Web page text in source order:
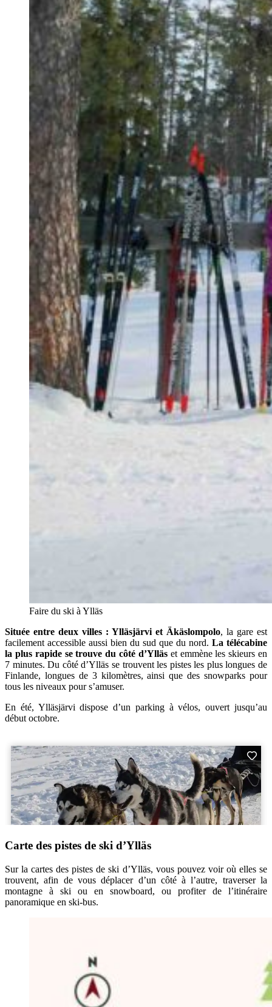
Faire du ski à Ylläs
Située entre deux villes : Ylläsjärvi et Äkäslompolo, la gare est
facilement accessible aussi bien du sud que du nord. La télécabine
la plus rapide se trouve du côté d’Ylläset emmène les skieurs en
7 minutes. Du côté d’Ylläs se trouvent les pistes les plus longues de
Finlande, longues de 3 kilomètres, ainsi que des snowparks pour
tous les niveaux pour s’amuser.
En été, Ylläsjärvi dispose d’un parking à vélos, ouvert jusqu’au
début octobre.
Carte des pistes de ski d’Ylläs
Sur la cartes des pistes de ski d’Ylläs, vous pouvez voir où elles se
trouvent, afin de vous déplacer d’un côté à l’autre, traverser la
montagne à ski ou en snowboard, ou profiter de l’itinéraire
panoramique en ski-bus.